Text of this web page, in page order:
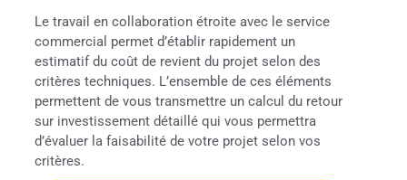
Le travail en collaboration étroite avec le service
commercial permet d’établir rapidement un
estimatif du coût de revient du projet selon des
critères techniques. L’ensemble de ces éléments
permettent de vous transmettre un calcul du retour
sur investissement détaillé qui vous permettra
d’évaluer la faisabilité de votre projet selon vos
critères.